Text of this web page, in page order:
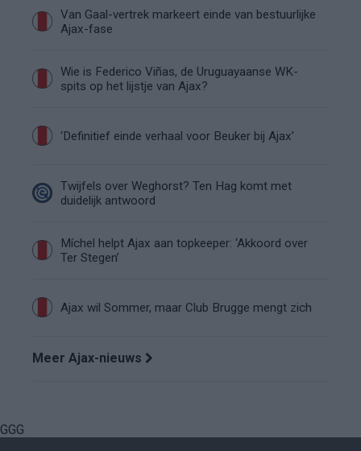
Van Gaal-vertrek markeert einde van bestuurlijke
Ajax-fase
Wie is Federico Viñas, de Uruguayaanse WK-
spits op het lijstje van Ajax?
‘Definitief einde verhaal voor Beuker bij Ajax’
Twijfels over Weghorst? Ten Hag komt met
duidelijk antwoord
Míchel helpt Ajax aan topkeeper: ‘Akkoord over
Ter Stegen’
Ajax wil Sommer, maar Club Brugge mengt zich
Meer Ajax-nieuws
GGG